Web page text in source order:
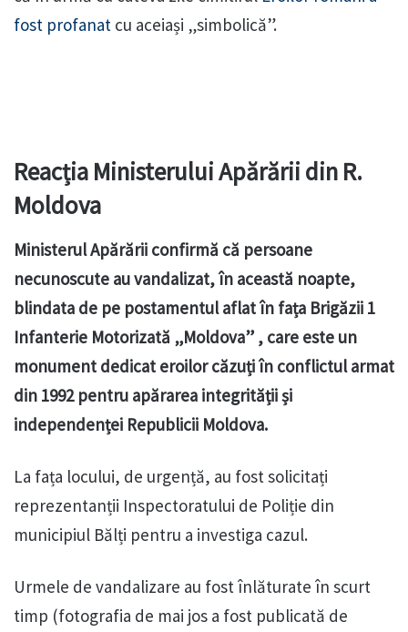
fost profanat cu aceiași „simbolică”.
Reacția Ministerului Apărării din R.
Moldova
Ministerul Apărării confirmă că persoane
necunoscute au vandalizat, în această noapte,
blindata de pe postamentul aflat în fața Brigăzii 1
Infanterie Motorizată „Moldova” , care este un
monument dedicat eroilor căzuți în conflictul armat
din 1992 pentru apărarea integrității și
independenței Republicii Moldova.
La fața locului, de urgență, au fost solicitați
reprezentanții Inspectoratului de Poliție din
municipiul Bălți pentru a investiga cazul.
Urmele de vandalizare au fost înlăturate în scurt
timp (fotografia de mai jos a fost publicată de